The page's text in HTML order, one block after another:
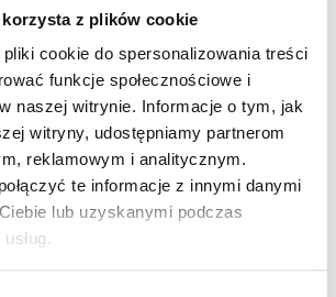
z plików cookie
cookie do spersonalizowania treści
funkcje społecznościowe i
naszej witrynie. Informacje o tym, jak
witryny, udostępniamy partnerom
reklamowym i analitycznym.
te informacje z innymi danymi
lub uzyskanymi podczas
elementem magii Świąt w
dopełnieniem
To właśnie
oprawę, w której
mogą spacerować
kosztować regionalnych
podziwiać piękne dekoracje
na Rynku, przez